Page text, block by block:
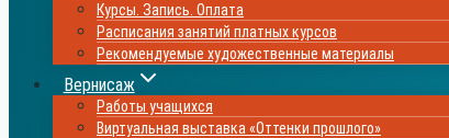
Курсы. Запись. Оплата
Расписания занятий платных курсов
Рекомендуемые художественные материалы
Вернисаж
Работы учащихся
Виртуальная выставка «Оттенки прошлого»